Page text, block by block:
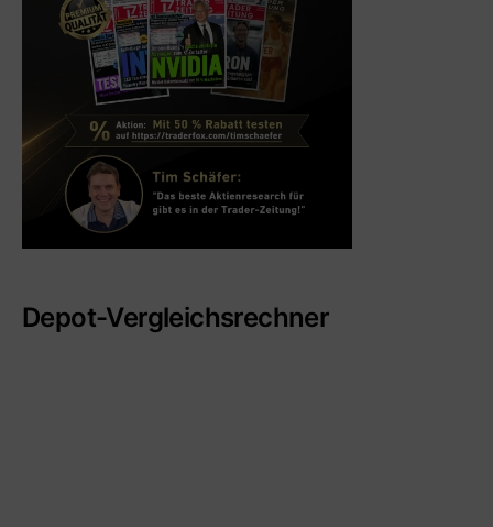
Depot-Vergleichsrechner